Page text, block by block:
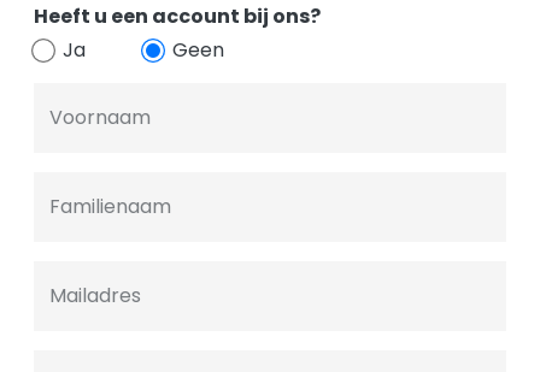
Heeft u een account bij ons?
Ja
Geen
Voornaam
Familienaam
Mailadres